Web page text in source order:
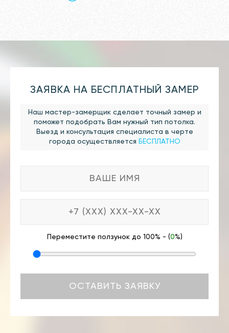
ЗАЯВКА НА БЕСПЛАТНЫЙ ЗАМЕР
Наш мастер-замерщик сделает точный замер и
поможет подобрать Вам нужный тип потолка.
Выезд и консультация специалиста в черте
города осуществляется БЕСПЛАТНО
Переместите ползунок до 100% - (0%)